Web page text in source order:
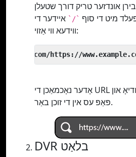
אונדזער טריק דורך שטעלן
מיט די סוף `/`
ווידעא ווי אַזוי:
אָדער נאָכמאַכן די URL פון דיין ווידעא / אַודיאָ און
פּאַפּ עס אין די זוכן באַר.
DVR בלאַט